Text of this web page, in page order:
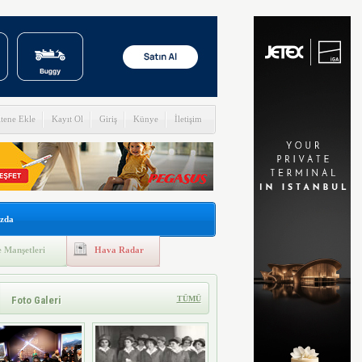
Ekle Kayıt Ol Giriş Künye İletişim
Manşetleri Hava Radar
Foto Galeri TÜMÜ